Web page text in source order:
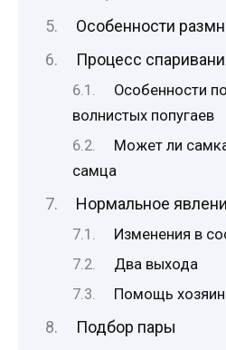
Особенности
Процесс
Особенности
волнистых попугаев
Может ли
самца
Нормальное
Изменения в
Два выхода
Помощь
Подбор пары